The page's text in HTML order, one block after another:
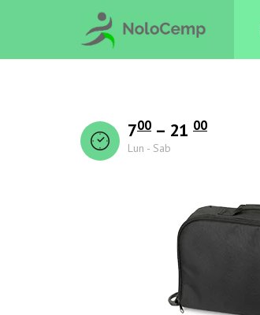
700 – 21 00
Lun - Sab